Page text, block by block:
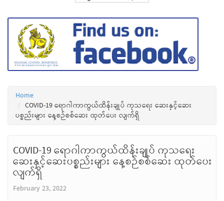
Home
COVID-19 ရောဂါကာကွယ်ထိန်းချုပ် ကုသရေး ဆေးနှင့်ဆေး
ပစ္စည်းများ နေ့စဉ်စစ်ဆေး ထုတ်ပေး လျက်ရှိ
COVID-19 ရောဂါကာကွယ်ထိန်းချုပ် ကုသရေး
ဆေးနှင့်ဆေးပစ္စည်းများ နေ့စဉ်စစ်ဆေး ထုတ်ပေး
လျက်ရှိ
February 23, 2022